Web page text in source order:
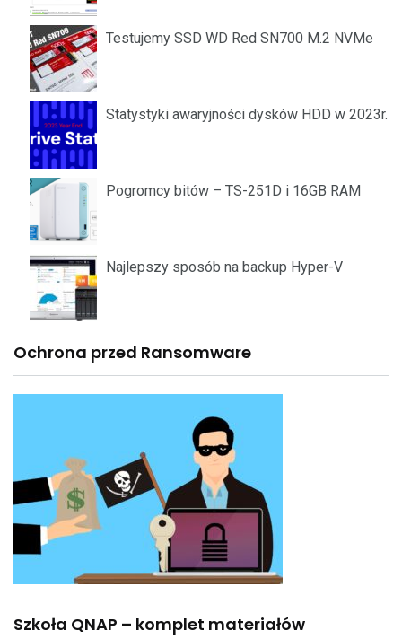
Testujemy SSD WD Red SN700 M.2 NVMe
Statystyki awaryjności dysków HDD w 2023r.
Pogromcy bitów – TS-251D i 16GB RAM
Najlepszy sposób na backup Hyper-V
Ochrona przed Ransomware
Szkoła QNAP – komplet materiałów